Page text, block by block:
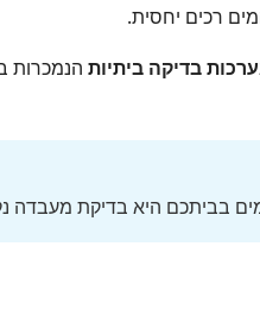
רכים יחסית.
ערכות בדיקה ביתיות הנמכרות
בביתכם היא בדיקת מעבדה